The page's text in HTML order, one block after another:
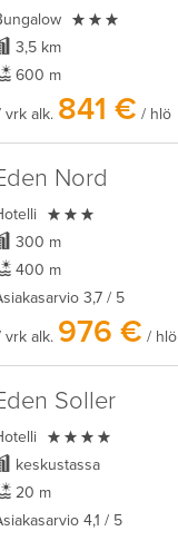

3,5 km
600 m
vrk alk. 841 € / hlö
Nord

300 m
400 m
3,7 / 5
vrk alk. 976 € / hlö
Soller

keskustassa
20 m
4,1 / 5